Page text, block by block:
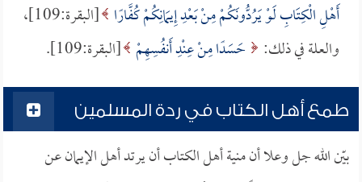
أَهْلِ الْكِتَابِ لَوْ يَرُدُّونَكُمْ مِنْ بَعْدِ إِيمَانِكُمْ كُفَّارًا
[البقرة:109]،
والعلة في ذلك:
حَسَدًا مِنْ عِنْدِ أَنفُسِهِمْ [البقرة:109].
طمع أهل الكتاب في ردة المسلمين
بيّن الله جل وعلا أن منية أهل الكتاب أن يرتد أهل الإيمان عن